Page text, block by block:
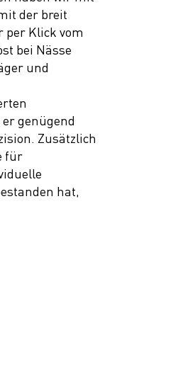
der breit
per Klick vom
bei Nässe
und
genügend
Zusätzlich
für
hat,